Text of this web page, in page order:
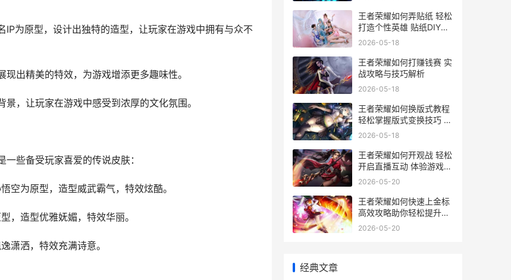
为原型，设计出独特的造型，让玩家在游戏中拥有与众不
出精美的特效，为游戏增添更多趣味性。
，让玩家在游戏中感受到浓厚的文化氛围。
些备受玩家喜爱的传说皮肤：
空为原型，造型威武霸气，特效炫酷。
，造型优雅妩媚，特效华丽。
潇洒，特效充满诗意。
王者荣耀如何弄贴纸 轻松
打造个性英雄 贴纸DIY教
程大揭秘
2026-05-18
王者荣耀如何打赚钱赛 实
战攻略与技巧解析
2026-05-18
王者荣耀如何换版式教程
轻松掌握版式变换技巧 提
升游戏体验攻略
2026-05-18
王者荣耀如何开观战 轻松
开启直播互动 体验游戏观
战新乐趣
2026-05-20
王者荣耀如何快速上金标
高效攻略助你轻松提升段
位与金币收益
2026-05-20
经典文章